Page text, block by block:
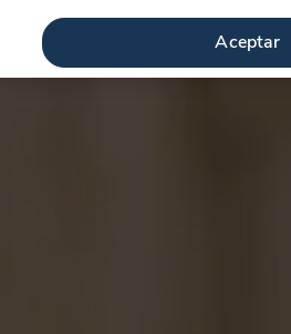
Aceptar